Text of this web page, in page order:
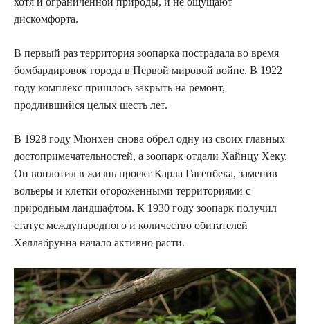
дискомфорта.
В первый раз территория зоопарка пострадала во время
бомбардировок города в Первой мировой войне. В 1922
году комплекс пришлось закрыть на ремонт,
продлившийся целых шесть лет.
В 1928 году Мюнхен снова обрел одну из своих главных
достопримечательностей, а зоопарк отдали Хайнцу Хеку.
Он воплотил в жизнь проект Карла Гагенбека, заменив
вольеры и клетки огороженными территориями с
природным ландшафтом. К 1930 году зоопарк получил
статус международного и количество обитателей
Хеллабрунна начало активно расти.